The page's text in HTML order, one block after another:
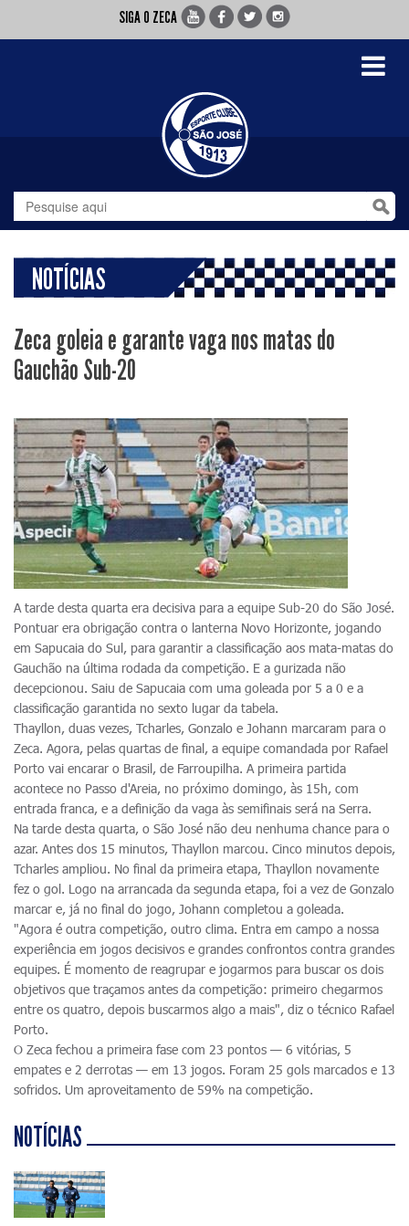
SIGA O ZECA
Toggle
NOTÍCIAS
Zeca goleia e garante vaga nos matas do
Gauchão Sub-20
A tarde desta quarta era decisiva para a equipe Sub-20 do São José.
Pontuar era obrigação contra o lanterna Novo Horizonte, jogando
em Sapucaia do Sul, para garantir a classificação aos mata-matas do
Gauchão na última rodada da competição. E a gurizada não
decepcionou. Saiu de Sapucaia com uma goleada por 5 a 0 e a
classificação garantida no sexto lugar da tabela.
Thayllon, duas vezes, Tcharles, Gonzalo e Johann marcaram para o
Zeca. Agora, pelas quartas de final, a equipe comandada por Rafael
Porto vai encarar o Brasil, de Farroupilha. A primeira partida
acontece no Passo d'Areia, no próximo domingo, às 15h, com
entrada franca, e a definição da vaga às semifinais será na Serra.
Na tarde desta quarta, o São José não deu nenhuma chance para o
azar. Antes dos 15 minutos, Thayllon marcou. Cinco minutos depois,
Tcharles ampliou. No final da primeira etapa, Thayllon novamente
fez o gol. Logo na arrancada da segunda etapa, foi a vez de Gonzalo
marcar e, já no final do jogo, Johann completou a goleada.
"Agora é outra competição, outro clima. Entra em campo a nossa
experiência em jogos decisivos e grandes confrontos contra grandes
equipes. É momento de reagrupar e jogarmos para buscar os dois
objetivos que traçamos antes da competição: primeiro chegarmos
entre os quatro, depois buscarmos algo a mais", diz o técnico Rafael
Porto.
O Zeca fechou a primeira fase com 23 pontos — 6 vitórias, 5
empates e 2 derrotas — em 13 jogos. Foram 25 gols marcados e 13
sofridos. Um aproveitamento de 59% na competição.
NOTÍCIAS